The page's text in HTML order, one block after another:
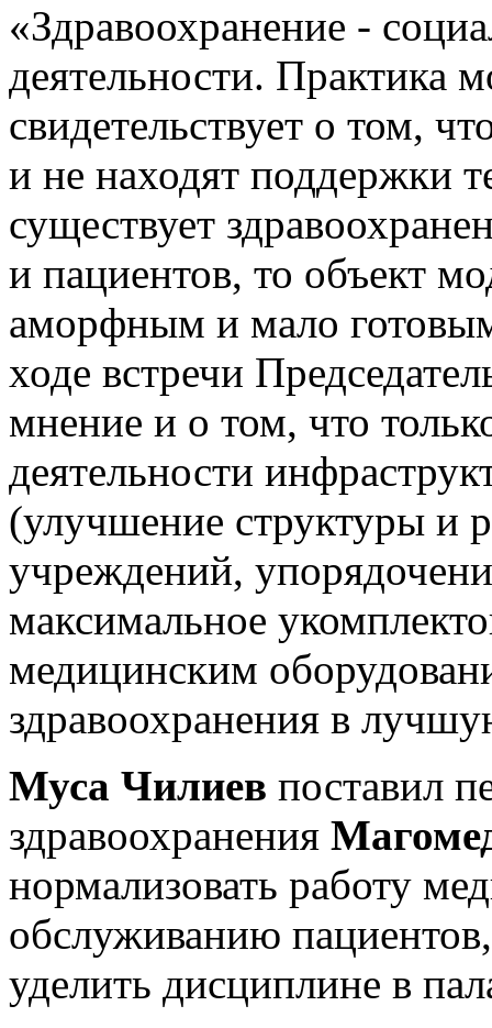
«Здравоохранение -
деятельности. Практика
свидетельствует о том,
и не находят поддержки
существует
и пациентов, то объект
аморфным и мало
ходе встречи
мнение и о том, что
деятельности
(улучшение структуры и
учреждений,
максимальное
медицинским
здравоохранения в
Муса Чилиев поставил
здравоохранения
нормализовать работу
обслуживанию
уделить дисциплине в